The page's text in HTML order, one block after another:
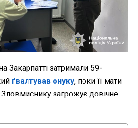
Закарпатті затримали 59-
ґвалтував онуку, поки її мати
загрожує довічне